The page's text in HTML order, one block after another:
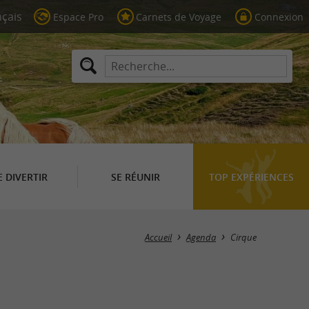
Espace Pro Carnets de Voyage Connexion
DIVERTIR SE RÉUNIR TOP EXPÉRIENCES
Masquer la carte
Accueil Agenda Cirque